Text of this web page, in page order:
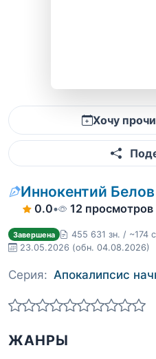
Хочу
Иннокентий Белов
0.0• 12 просмотров
Завершена
455 631 зн. / ~174
23.05.2026 (обн. 04.08.2026)
Серия: Апокалипсис
ЖАНРЫ